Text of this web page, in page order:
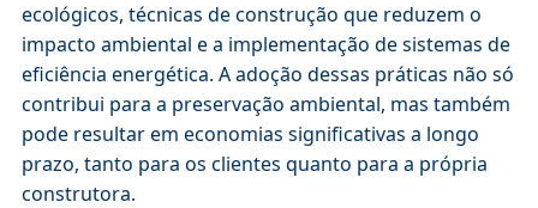
ecológicos, técnicas de construção que reduzem o
impacto ambiental e a implementação de sistemas de
eficiência energética. A adoção dessas práticas não só
contribui para a preservação ambiental, mas também
pode resultar em economias significativas a longo
prazo, tanto para os clientes quanto para a própria
construtora.